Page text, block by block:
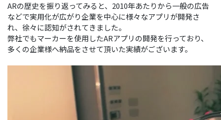
ARの歴史を振り返ってみると、2010年あたりから一般の広告
などで実用化が広がり企業を中心に様々なアプリが開発さ
れ、徐々に認知がされてきました。
弊社でもマーカーを使用したARアプリの開発を行っており、
多くの企業様へ納品をさせて頂いた実績がございます。